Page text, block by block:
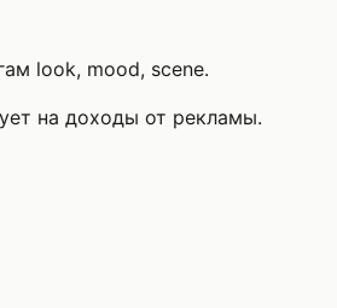
look, mood, scene.
на доходы от рекламы.